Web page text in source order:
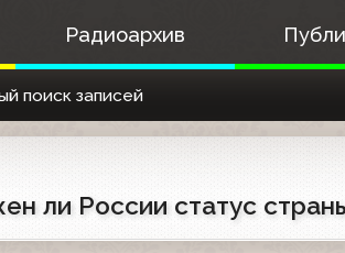
Радиоархив
поиск записей
ли России статус